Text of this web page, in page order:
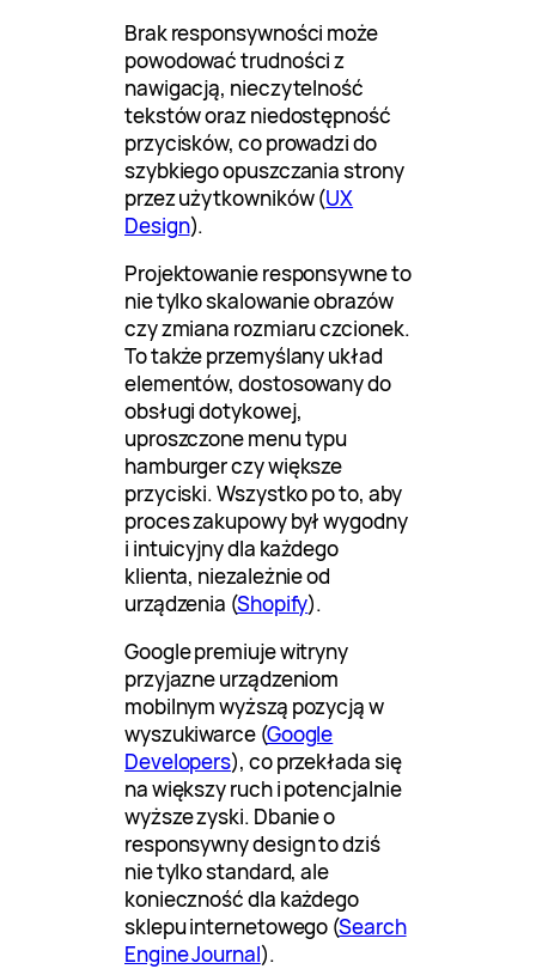
Brak responsywności może
powodować trudności z
nawigacją, nieczytelność
tekstów oraz niedostępność
przycisków, co prowadzi do
szybkiego opuszczania strony
przez użytkowników (UX
Design).
Projektowanie responsywne to
nie tylko skalowanie obrazów
czy zmiana rozmiaru czcionek.
To także przemyślany układ
elementów, dostosowany do
obsługi dotykowej,
uproszczone menu typu
hamburger czy większe
przyciski. Wszystko po to, aby
proces zakupowy był wygodny
i intuicyjny dla każdego
klienta, niezależnie od
urządzenia (Shopify).
Google premiuje witryny
przyjazne urządzeniom
mobilnym wyższą pozycją w
wyszukiwarce (Google
Developers), co przekłada się
na większy ruch i potencjalnie
wyższe zyski. Dbanie o
responsywny design to dziś
nie tylko standard, ale
konieczność dla każdego
sklepu internetowego (Search
Engine Journal).